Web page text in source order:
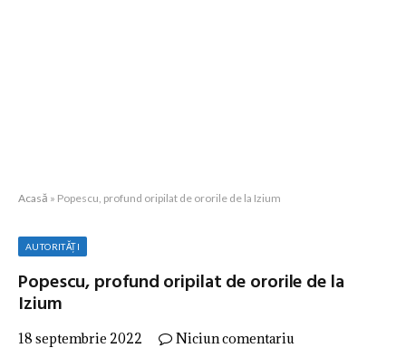
Acasă » Popescu, profund oripilat de ororile de la Izium
AUTORITĂȚI
Popescu, profund oripilat de ororile de la
Izium
18 septembrie 2022 Niciun comentariu